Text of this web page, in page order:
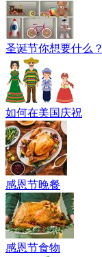
圣诞节你想要什么？
如何在美国庆祝
感恩节晚餐
感恩节食物